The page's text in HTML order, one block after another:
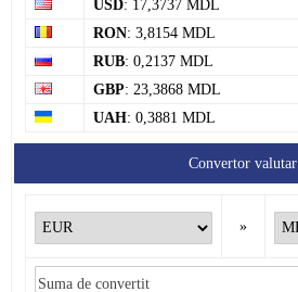
USD: 17,3737 MDL
RON: 3,8154 MDL
RUB: 0,2137 MDL
GBP: 23,3868 MDL
UAH: 0,3881 MDL
Convertor valutar
»